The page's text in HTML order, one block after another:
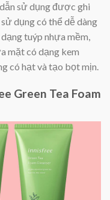
sử dụng được ghi
dụng có thể dễ dàng
tuýp nhựa mềm,
mặt có dạng kem
có hạt và tạo bọt mịn.
Green Tea Foam